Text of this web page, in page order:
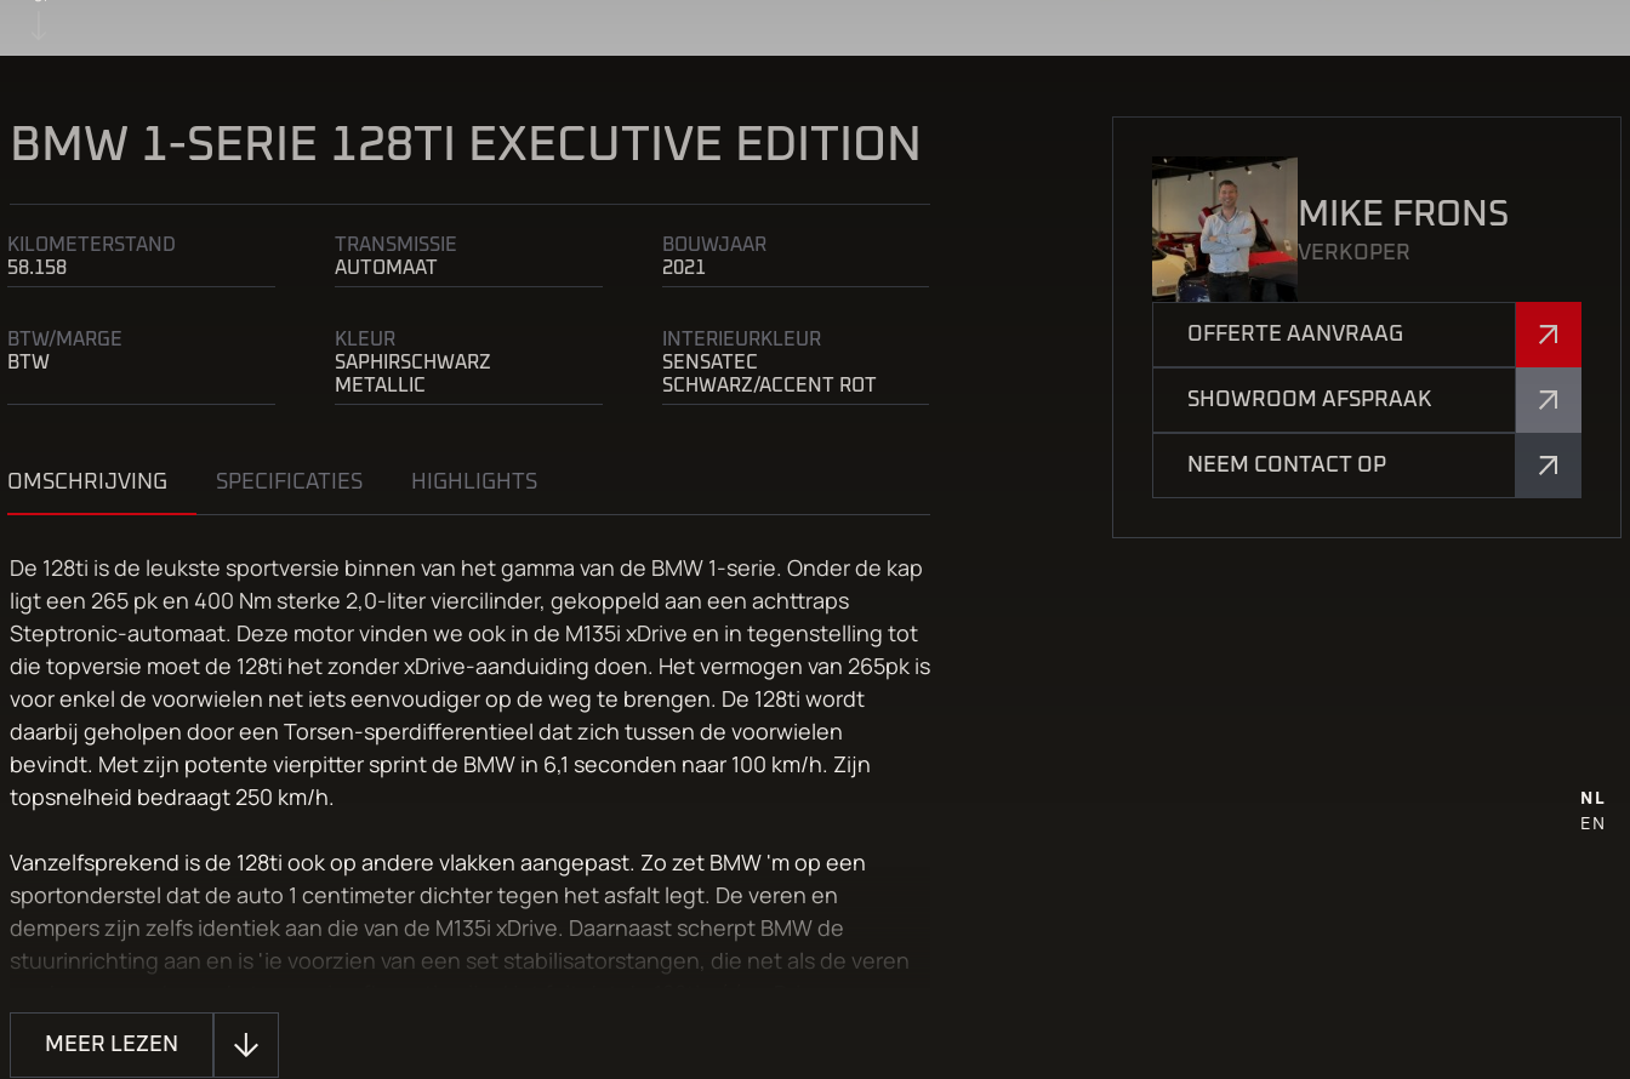
NL
EN
BMW 1-SERIE 128TI EXECUTIVE EDITION
KILOMETERSTAND
58.158
TRANSMISSIE
AUTOMAAT
BOUWJAAR
2021
BTW/MARGE
BTW
KLEUR
SAPHIRSCHWARZ
METALLIC
INTERIEURKLEUR
SENSATEC
SCHWARZ/ACCENT ROT
OMSCHRIJVING SPECIFICATIES HIGHLIGHTS
De 128ti is de leukste sportversie binnen van het gamma van de BMW 1-serie. Onder de kap
ligt een 265 pk en 400 Nm sterke 2,0-liter viercilinder, gekoppeld aan een achttraps
Steptronic-automaat. Deze motor vinden we ook in de M135i xDrive en in tegenstelling tot
die topversie moet de 128ti het zonder xDrive-aanduiding doen. Het vermogen van 265pk is
voor enkel de voorwielen net iets eenvoudiger op de weg te brengen. De 128ti wordt
daarbij geholpen door een Torsen-sperdifferentieel dat zich tussen de voorwielen
bevindt. Met zijn potente vierpitter sprint de BMW in 6,1 seconden naar 100 km/h. Zijn
topsnelheid bedraagt 250 km/h.
Vanzelfsprekend is de 128ti ook op andere vlakken aangepast. Zo zet BMW 'm op een
sportonderstel dat de auto 1 centimeter dichter tegen het asfalt legt. De veren en
dempers zijn zelfs identiek aan die van de M135i xDrive. Daarnaast scherpt BMW de
stuurinrichting aan en is 'ie voorzien van een set stabilisatorstangen, die net als de veren
aandrijving heeft, scheelt ten opzichte van de M135i xDrive zo'n 80 kilo aan gewicht.
Krachtige M Sport-remmerij met rode klauwen zorgen er voor dat u de 128ti weer adequaat
MEER LEZEN
MIKE FRONS
VERKOPER
OFFERTE AANVRAAG
SHOWROOM AFSPRAAK
NEEM CONTACT OP